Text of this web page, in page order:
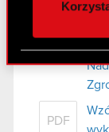
z naszej
Partnerzy
danymi
podczas
korzystanie
używanie
PDF
PDF